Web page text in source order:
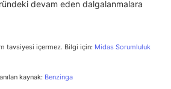
devam eden dalgalanmalara
tavsiyesi içermez. Bilgi için: Midas Sorumluluk
kaynak: Benzinga